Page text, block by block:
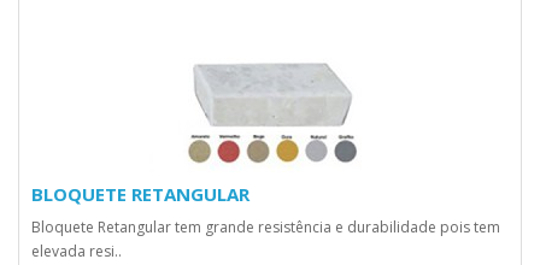
BLOQUETE RETANGULAR
Bloquete Retangular tem grande resistência e durabilidade pois tem
elevada resi..